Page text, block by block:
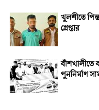
খুলশীতে
গ্রেপ্তার
বাঁশখালীতে
পুননির্মাণ